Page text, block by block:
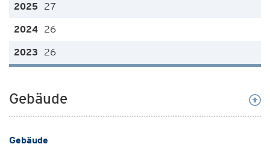
27
26
26
Gebäude
Gebäude